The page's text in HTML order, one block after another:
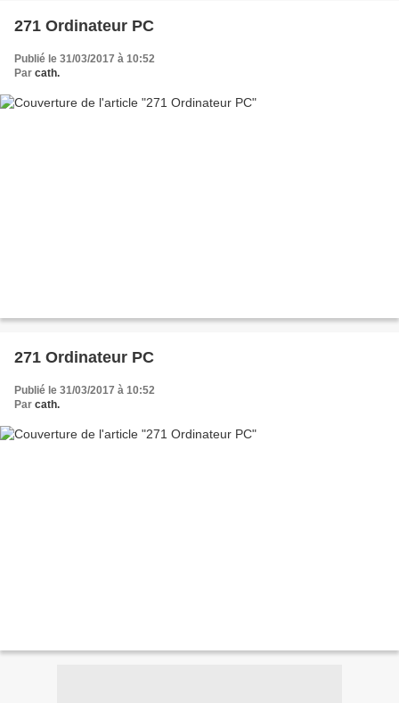
271 Ordinateur PC
Publié le 31/03/2017 à 10:52
Par cath.
271 Ordinateur PC
Publié le 31/03/2017 à 10:52
Par cath.